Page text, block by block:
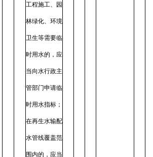
工程施工、园
林绿化、环境
卫生等需要临
时用水的，应
当向水行政主
管部门申请临
时用水指标；
在再生水输配
水管线覆盖范
围内的，应当